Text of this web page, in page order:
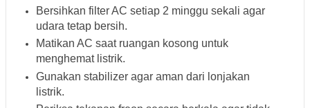
Bersihkan filter AC setiap 2 minggu sekali agar
udara tetap bersih.
Matikan AC saat ruangan kosong untuk
menghemat listrik.
Gunakan stabilizer agar aman dari lonjakan
listrik.